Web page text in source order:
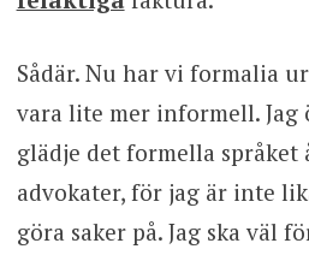
Sådär. Nu har vi formalia
vara lite mer informell. Jag
glädje det formella språket
advokater, för jag är inte
göra saker på. Jag ska väl